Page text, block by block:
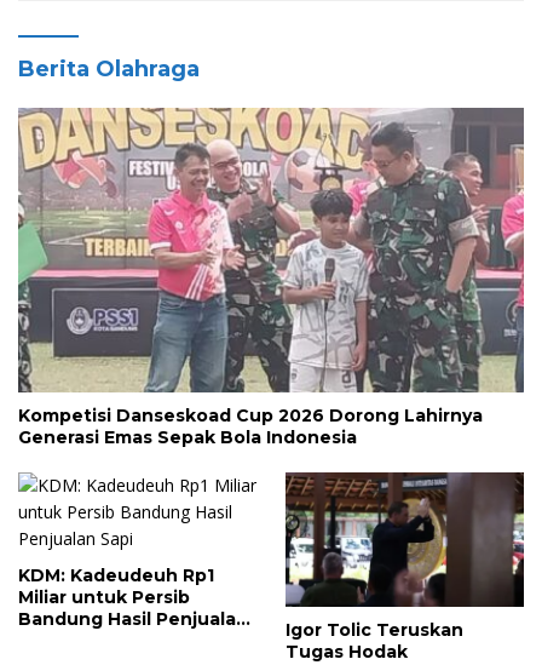
Berita Olahraga
Kompetisi Danseskoad Cup 2026 Dorong Lahirnya
Generasi Emas Sepak Bola Indonesia
KDM: Kadeudeuh Rp1
Miliar untuk Persib
Bandung Hasil Penjualan
Igor Tolic Teruskan
Tugas Hodak